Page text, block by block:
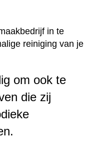
in te
reiniging van je
om ook te
die zij